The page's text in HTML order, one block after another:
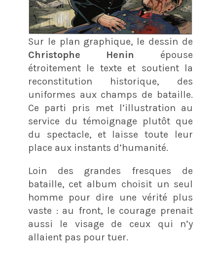
Sur le plan graphique, le dessin de
Christophe Henin
épouse
étroitement le texte et soutient la
reconstitution historique, des
uniformes aux champs de bataille.
Ce parti pris met l’illustration au
service du témoignage plutôt que
du spectacle, et laisse toute leur
place aux instants d’humanité.
Loin des grandes fresques de
bataille, cet album choisit un seul
homme pour dire une vérité plus
vaste : au front, le courage prenait
aussi le visage de ceux qui n’y
allaient pas pour tuer.